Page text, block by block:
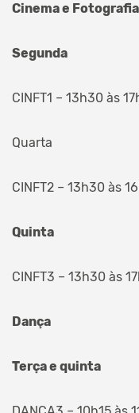
Cinema e Fotografia
Segunda
CINFT1 – 13h30 às
Quarta
CINFT2 – 13h30 às
Quinta
CINFT3 – 13h30 às
Dança
Terça e quinta